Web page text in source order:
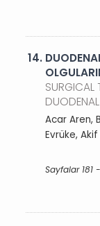
14.
SURGICAL
Acar Aren,
Evrüke, Akif
Sayfalar 181